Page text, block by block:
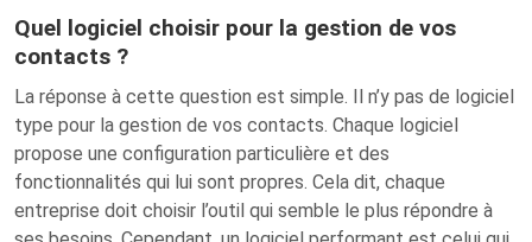
Quel logiciel choisir pour la gestion de vos
contacts ?
La réponse à cette question est simple. Il n’y pas de logiciel
type pour la gestion de vos contacts. Chaque logiciel
propose une configuration particulière et des
fonctionnalités qui lui sont propres. Cela dit, chaque
entreprise doit choisir l’outil qui semble le plus répondre à